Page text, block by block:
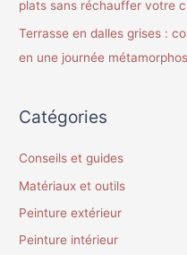
plats sans réchauffer votre
Terrasse en dalles grises :
en une journée
Catégories
Conseils et guides
Matériaux et outils
Peinture extérieur
Peinture intérieur